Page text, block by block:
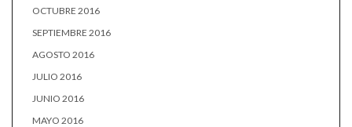
OCTUBRE 2016
SEPTIEMBRE 2016
AGOSTO 2016
JULIO 2016
JUNIO 2016
MAYO 2016